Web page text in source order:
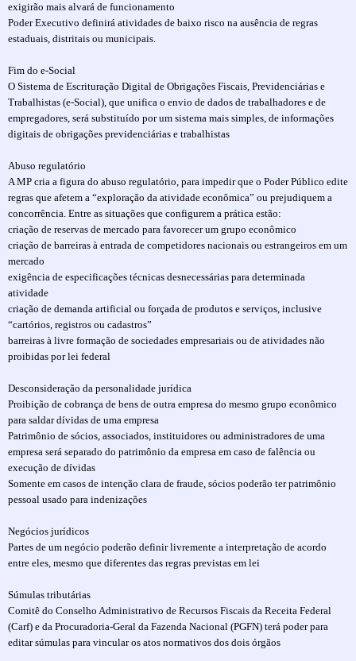
exigirão mais alvará de funcionamento
Poder Executivo definirá atividades de baixo risco na ausência de regras
estaduais, distritais ou municipais.
Fim do e-Social
O Sistema de Escrituração Digital de Obrigações Fiscais, Previdenciárias e
Trabalhistas (e-Social), que unifica o envio de dados de trabalhadores e de
empregadores, será substituído por um sistema mais simples, de informações
digitais de obrigações previdenciárias e trabalhistas
Abuso regulatório
A MP cria a figura do abuso regulatório, para impedir que o Poder Público edite
regras que afetem a “exploração da atividade econômica” ou prejudiquem a
concorrência. Entre as situações que configurem a prática estão:
criação de reservas de mercado para favorecer um grupo econômico
criação de barreiras à entrada de competidores nacionais ou estrangeiros em um
mercado
exigência de especificações técnicas desnecessárias para determinada
atividade
criação de demanda artificial ou forçada de produtos e serviços, inclusive
“cartórios, registros ou cadastros”
barreiras à livre formação de sociedades empresariais ou de atividades não
proibidas por lei federal
Desconsideração da personalidade jurídica
Proibição de cobrança de bens de outra empresa do mesmo grupo econômico
para saldar dívidas de uma empresa
Patrimônio de sócios, associados, instituidores ou administradores de uma
empresa será separado do patrimônio da empresa em caso de falência ou
execução de dívidas
Somente em casos de intenção clara de fraude, sócios poderão ter patrimônio
pessoal usado para indenizações
Negócios jurídicos
Partes de um negócio poderão definir livremente a interpretação de acordo
entre eles, mesmo que diferentes das regras previstas em lei
Súmulas tributárias
Comitê do Conselho Administrativo de Recursos Fiscais da Receita Federal
(Carf) e da Procuradoria-Geral da Fazenda Nacional (PGFN) terá poder para
editar súmulas para vincular os atos normativos dos dois órgãos